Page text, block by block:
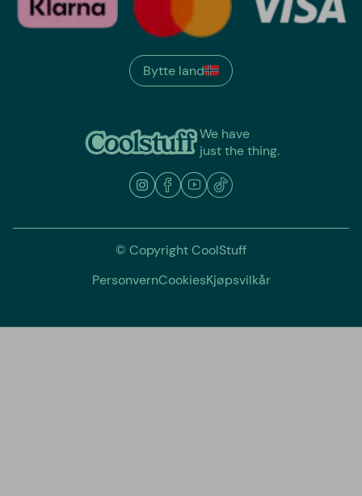
We have
just the thing.
Bytte land
© Copyright CoolStuff
PersonvernCookiesKjøpsvilkår